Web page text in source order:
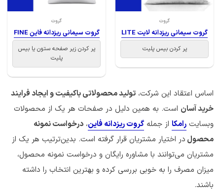
گروت
گروت سیمانی ریزدانه لایت LITE
پر کردن بیس پلیت
گروت
گروت سیمانی ریزدانه فاین FINE
پر کردن زیر صفحه ستون یا بیس
پلیت
اساس اعتقاد این شرکت، تولید محصولاتی باکیفیت و ایجاد فرایند
خرید آسان است. به همین دلیل در صفحات هر یک از محصولات
وبسایت رامکا از جمله گروت ریزدانه فاین، درخواست نمونه
محصول در اختیار مشتریان قرار گرفته است. بدین‌ترتیب هر یک از
مشتریان می‌توانند با مشاوره رایگان و درخواست نمونه محصول،
میزان مصرف را به خوبی بررسی کرده و بهترین انتخاب را داشته
باشند.